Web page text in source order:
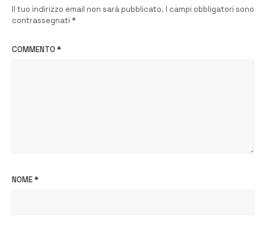
Il tuo indirizzo email non sarà pubblicato. I campi obbligatori sono
contrassegnati *
COMMENTO *
NOME*